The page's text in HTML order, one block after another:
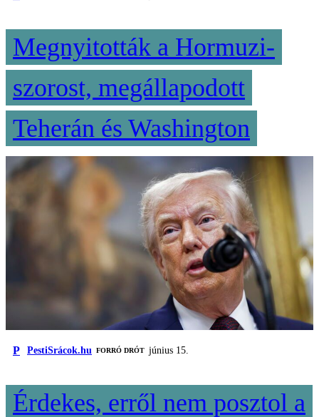
Megnyitották a Hormuzi-
szorost, megállapodott
Teherán és Washington
P PestiSrácok.hu FORRÓ DRÓT június 15.
Érdekes, erről nem posztol a